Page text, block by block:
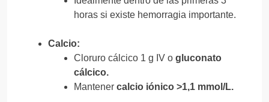
horas si existe hemorragia importante.
Calcio:
Cloruro cálcico 1 g IV ogluconato
cálcico.
Mantenercalcio iónico >1,1 mmol/L.